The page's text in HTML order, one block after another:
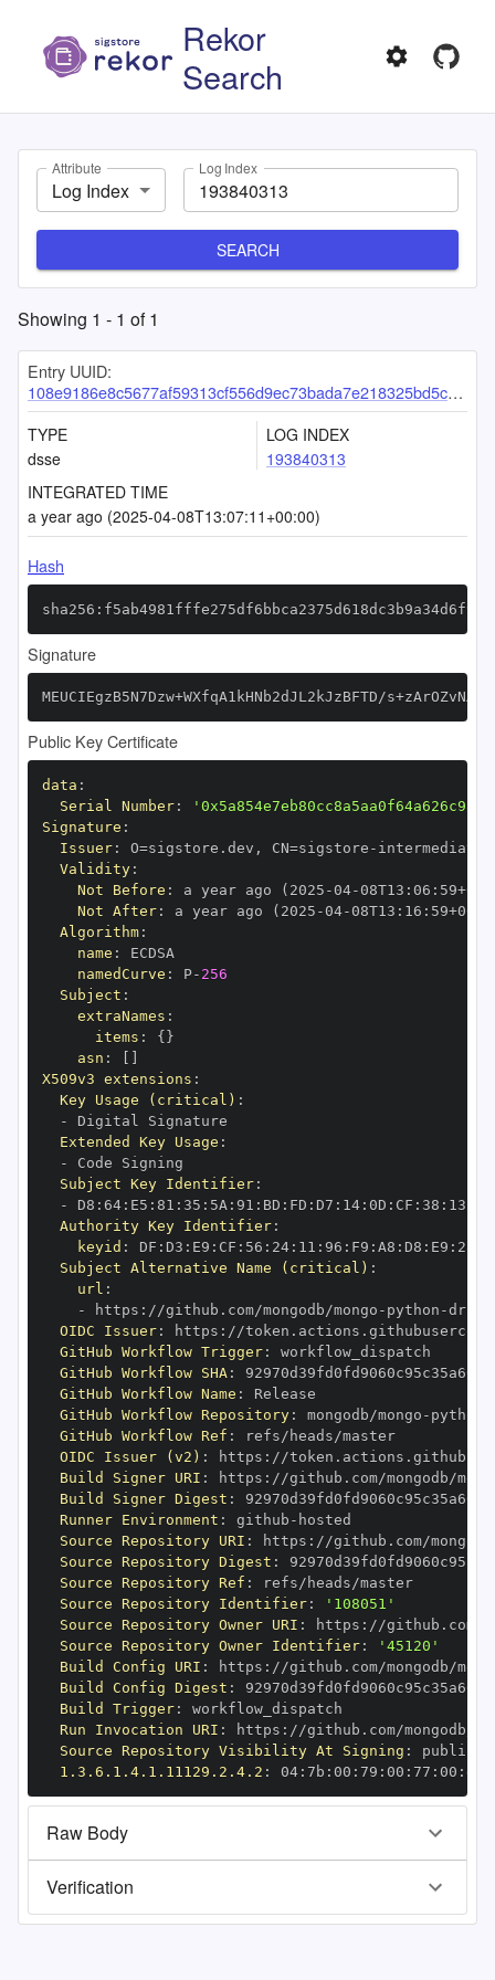
Rekor
Search
Attribute
Log Index
Log Index
SEARCH
Showing 1 - 1 of1
Entry UUID:
108e9186e8c5677af59313cf556d9ec73bada7e218325bd5c948d45d74890bf693d9e0f365337069
TYPE
dsse
LOG INDEX
193840313
INTEGRATED TIME
a year ago (2025-04-08T13:07:11+00:00)
Hash
Signature
MEUCIEgzB5N7Dzw+WXfqA1kHNb2dJL2kJzBFTD/
Public Key Certificate
data :
Serial Number:
Signature :
Issuer: O=sigstore.dev , CN=sigstore -
Validity:
Not Before : a year ago (2025 -04-08T13 : 06 : 59+00
Not After: a year ago (2025 -04-08T13 : 16 : 59+00
Algorithm:
name :
namedCurve : P- 256
Subject :
extraNames :
items : { }
asn :
X509v3 extensions :
Key Usage (critical) :
-
Extended Key Usage :
-
Subject Key Identifier:
-
D8 : 64: E5 : 81 : 35 : 5A : 91 : BD : FD : D7 : 14: 0D : CF : 38 : 13
Authority Key Identifier:
keyid : DF : D3 : E9 : CF : 56 : 24: 11 : 96 : F9 : A8 : D8 : E9 : 28
Subject Alternative Name (critical) :
url :
-
https : //github.com/mongodb/mongo - python -
OIDC Issuer: https :
GitHub Workflow Trigger:
GitHub Workflow SHA:
GitHub Workflow Name :
GitHub Workflow Repository: mongodb/mongo - python
GitHub Workflow Ref :
refs/heads/master
OIDC Issuer (v2) : https :
Build Signer URI : https : //github.com/mongodb/
Build Signer Digest :
Runner Environment : github -
Source Repository URI : https : //github.com/
Source Repository Digest :
Source Repository Ref :
refs/heads/master
Source Repository Identifier:
'108051'
Source Repository Owner URI : https :
Source Repository Owner Identifier:
'45120'
Build Config URI : https : //github.com/mongodb/
Build Config Digest :
Build Trigger:
Run Invocation URI : https : //github.com/mongodb/
Source Repository Visibility At Signing :
1.3.6.1.4.1.11129.2.4.2 : 04: 7b : 00 : 79 : 00 : 77 : 00 : dd
Raw Body
Verification